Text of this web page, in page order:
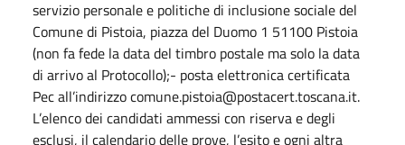
servizio personale e politiche di inclusione sociale del
Comune di Pistoia, piazza del Duomo 1 51100 Pistoia
(non fa fede la data del timbro postale ma solo la data
di arrivo al Protocollo);- posta elettronica certificata
Pec all’indirizzo comune.pistoia@postacert.toscana.it.
L’elenco dei candidati ammessi con riserva e degli
esclusi, il calendario delle prove, l’esito e ogni altra